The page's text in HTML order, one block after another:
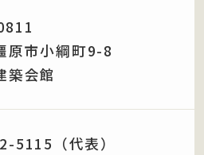
原市小綱町9-8
築会館
5115（代表）